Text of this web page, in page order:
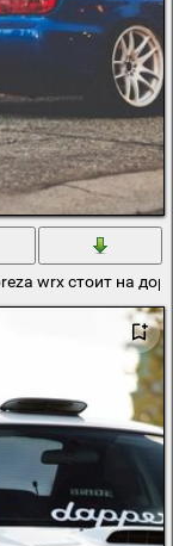
wrx стоит на